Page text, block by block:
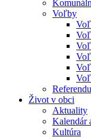
Voľby
Život v obci
Aktuality
Kalendár
Kultúra